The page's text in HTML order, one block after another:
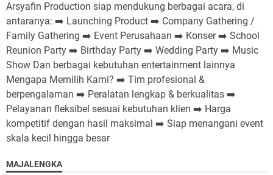
Arsyafin Production siap mendukung berbagai acara, di
antaranya: ➡️ Launching Product ➡️ Company Gathering /
Family Gathering ➡️ Event Perusahaan ➡️ Konser ➡️ School
Reunion Party ➡️ Birthday Party ➡️ Wedding Party ➡️ Music
Show Dan berbagai kebutuhan entertainment lainnya
Mengapa Memilih Kami? ➡️ Tim profesional &
berpengalaman ➡️ Peralatan lengkap & berkualitas ➡️
Pelayanan fleksibel sesuai kebutuhan klien ➡️ Harga
kompetitif dengan hasil maksimal ➡️ Siap menangani event
skala kecil hingga besar
MAJALENGKA